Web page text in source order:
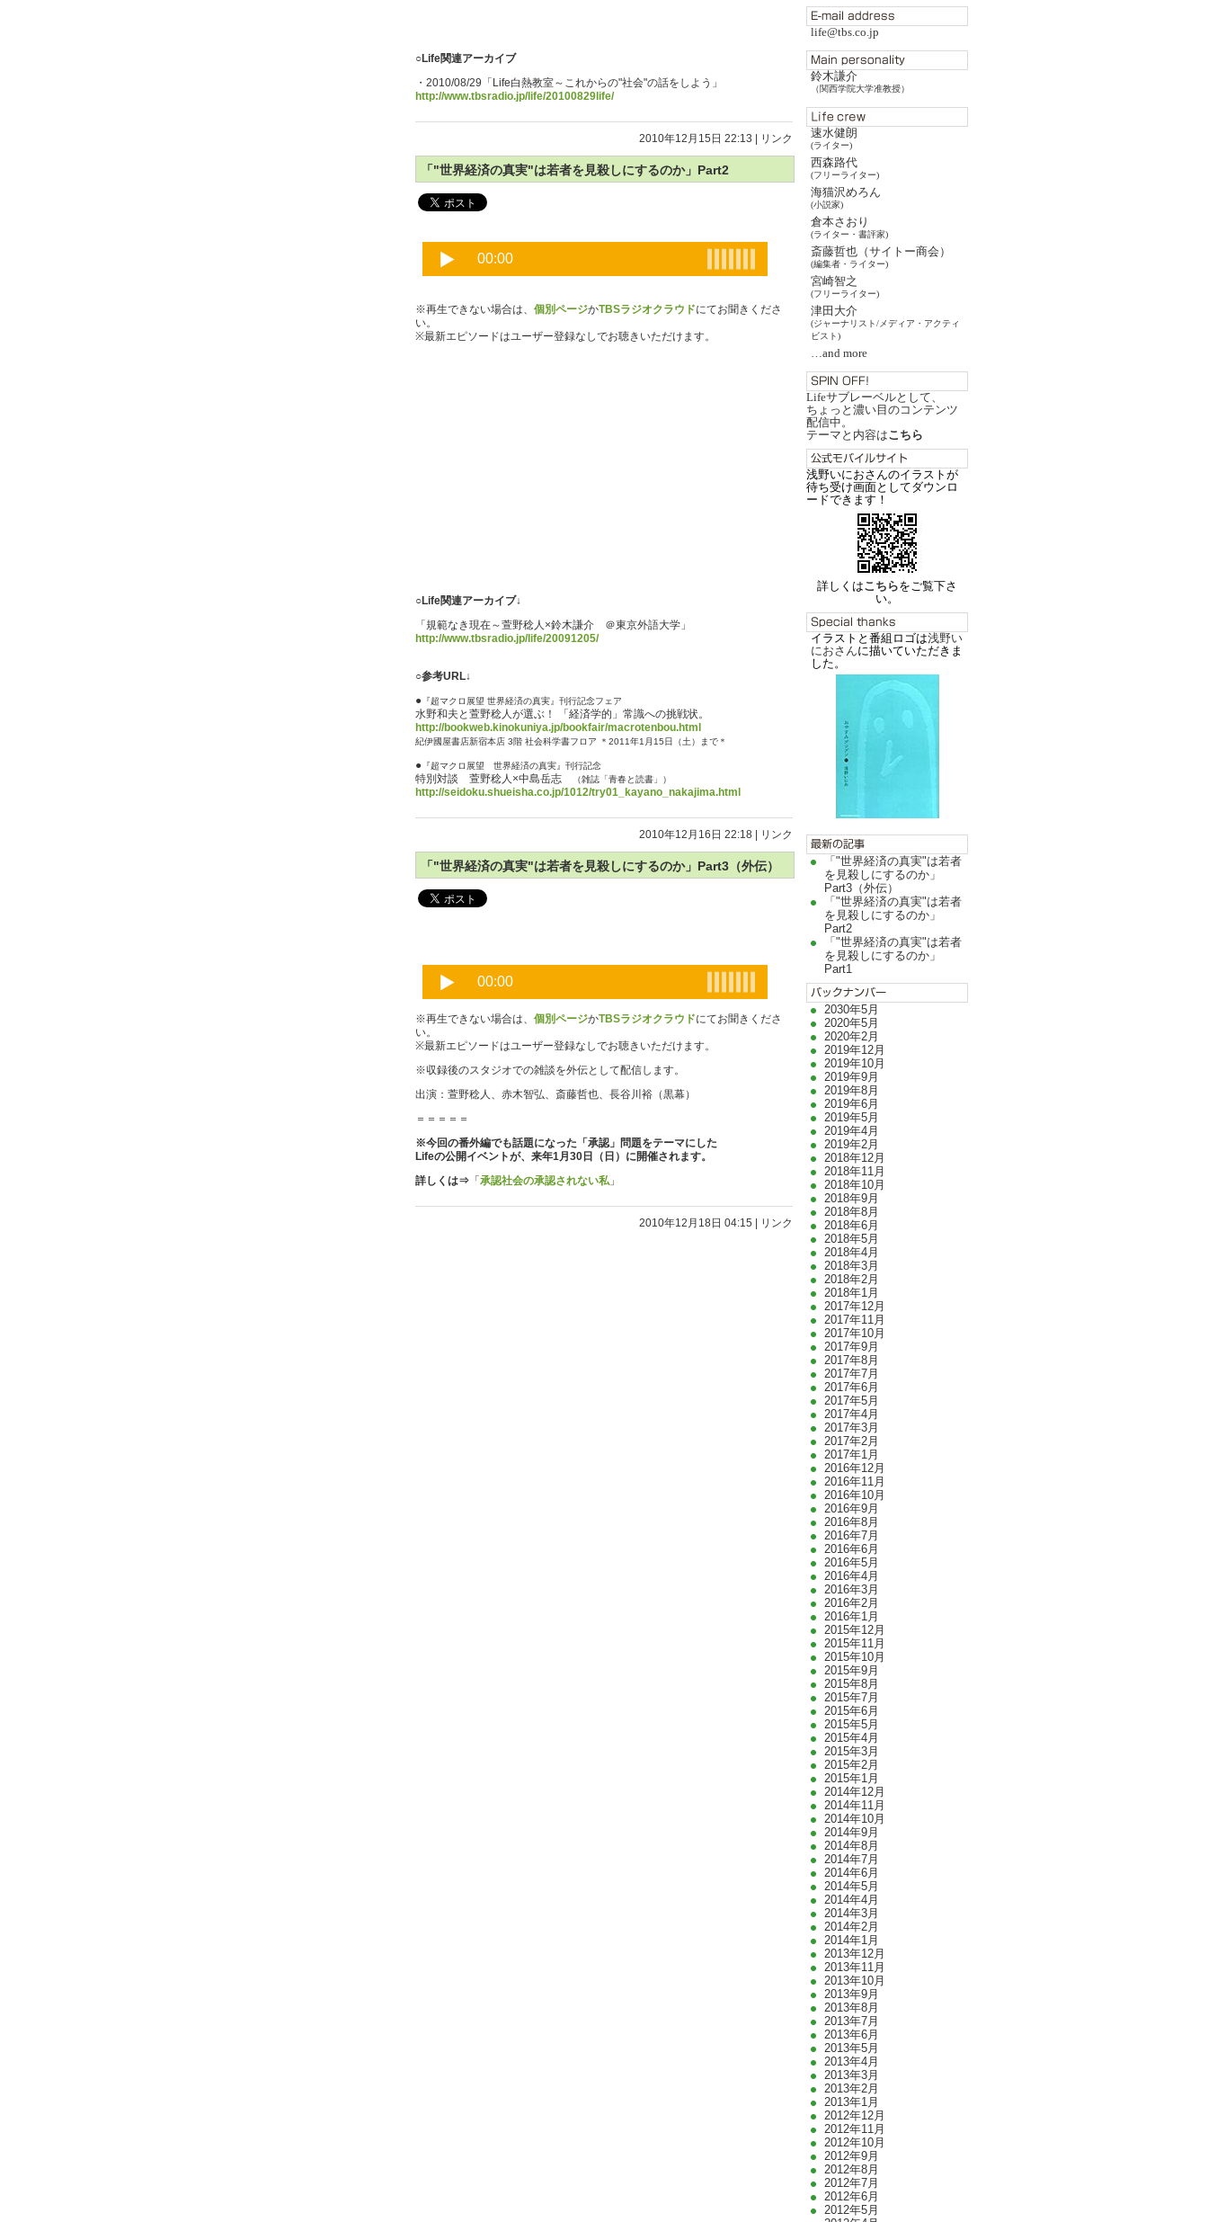
life@tbs.co.jp
鈴木謙介
（関西学院大学准教授）
速水健朗
(ライター)
西森路代
(フリーライター)
海猫沢めろん
(小説家)
倉本さおり
(ライター・書評家)
斎藤哲也（サイトー商会）
(編集者・ライター)
宮崎智之
(フリーライター)
津田大介
(ジャーナリスト/メディア・アクティ
ビスト)
…and more
Lifeサブレーベルとして、
ちょっと濃い目のコンテンツ
配信中。
テーマと内容はこちら
浅野いにおさんのイラストが
待ち受け画面としてダウンロ
ードできます！
詳しくはこちらをご覧下さ
い。
イラストと番組ロゴは浅野い
におさんに描いていただきま
した。
「"世界経済の真実"は若者
を見殺しにするのか」
Part3（外伝）
「"世界経済の真実"は若者
を見殺しにするのか」
Part2
「"世界経済の真実"は若者
を見殺しにするのか」
Part1
2030年5月
2020年5月
2020年2月
2019年12月
2019年10月
2019年9月
2019年8月
2019年6月
2019年5月
2019年4月
2019年2月
2018年12月
2018年11月
2018年10月
2018年9月
2018年8月
2018年6月
2018年5月
2018年4月
2018年3月
2018年2月
2018年1月
2017年12月
2017年11月
2017年10月
2017年9月
2017年8月
2017年7月
2017年6月
2017年5月
2017年4月
2017年3月
2017年2月
2017年1月
2016年12月
2016年11月
2016年10月
2016年9月
2016年8月
2016年7月
2016年6月
2016年5月
2016年4月
2016年3月
2016年2月
2016年1月
2015年12月
2015年11月
2015年10月
2015年9月
2015年8月
2015年7月
2015年6月
2015年5月
2015年4月
2015年3月
2015年2月
2015年1月
2014年12月
2014年11月
2014年10月
2014年9月
2014年8月
2014年7月
2014年6月
2014年5月
2014年4月
2014年3月
2014年2月
2014年1月
2013年12月
2013年11月
2013年10月
2013年9月
2013年8月
2013年7月
2013年6月
2013年5月
2013年4月
2013年3月
2013年2月
2013年1月
2012年12月
2012年11月
2012年10月
2012年9月
2012年8月
2012年7月
2012年6月
2012年5月
○Life関連アーカイブ
・2010/08/29「Life白熱教室～これからの"社会"の話をしよう」
http://www.tbsradio.jp/life/20100829life/
2010年12月15日 22:13 リンク
「"世界経済の真実"は若者を見殺しにするのか」Part2
※再生できない場合は、 個別ページかTBSラジオクラウドにてお聞きくださ
い。
※最新エピソードはユーザー登録なしでお聴きいただけます。
○Life関連アーカイブ↓
「規範なき現在～萱野稔人×鈴木謙介 ＠東京外語大学」
http://www.tbsradio.jp/life/20091205/
○参考URL↓
● 『超マクロ展望 世界経済の真実』刊行記念フェア
水野和夫と萱野稔人が選ぶ！ 「経済学的」常識への挑戦状。
http://bookweb.kinokuniya.jp/bookfair/macrotenbou.html
紀伊國屋書店新宿本店 3階 社会科学書フロア ＊2011年1月15日（土）まで＊
● 『超マクロ展望 世界経済の真実』刊行記念
特別対談 萱野稔人×中島岳志 （雑誌「青春と読書」）
http://seidoku.shueisha.co.jp/1012/try01_kayano_nakajima.html
2010年12月16日 22:18 リンク
「"世界経済の真実"は若者を見殺しにするのか」Part3（外伝）
※再生できない場合は、 個別ページかTBSラジオクラウドにてお聞きくださ
い。
※最新エピソードはユーザー登録なしでお聴きいただけます。
※収録後のスタジオでの雑談を外伝として配信します。
出演：萱野稔人、赤木智弘、斎藤哲也、長谷川裕（黒幕）
＝＝＝＝＝
※今回の番外編でも話題になった「承認」問題をテーマにした
Lifeの公開イベントが、来年1月30日（日）に開催されます。
詳しくは⇒ 「 承認社会の承認されない私 」
2010年12月18日 04:15 リンク